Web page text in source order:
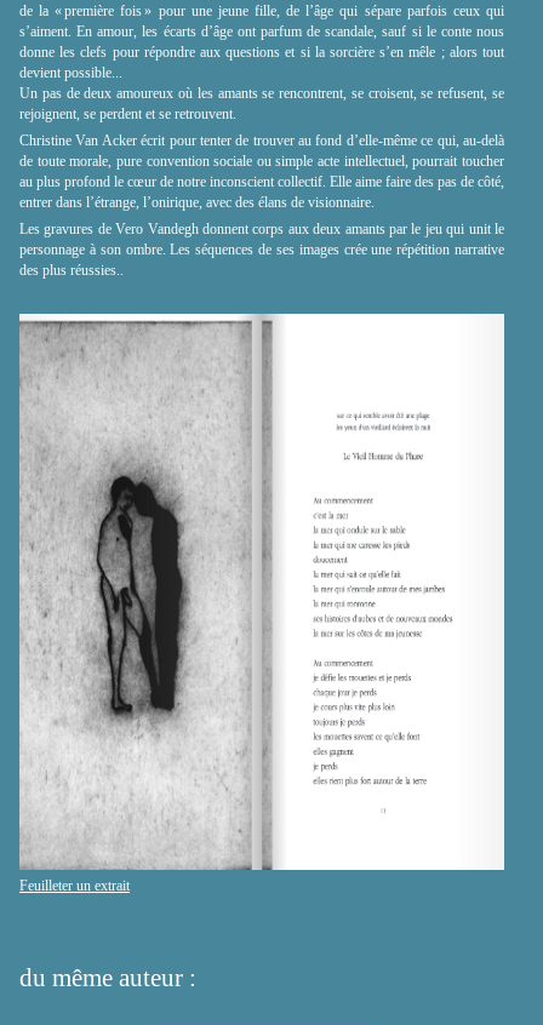
de la « première fois » pour une jeune fille, de l’âge qui sépare parfois ceux qui
s’aiment. En amour, les écarts d’âge ont parfum de scandale, sauf si le conte nous
donne les clefs pour répondre aux questions et si la sorcière s’en mêle ; alors tout
devient possible...
Un pas de deux amoureux où les amants se rencontrent, se croisent, se refusent, se
rejoignent, se perdent et se retrouvent.
Christine Van Acker écrit pour tenter de trouver au fond d’elle-même ce qui, au-delà
de toute morale, pure convention sociale ou simple acte intellectuel, pourrait toucher
au plus profond le cœur de notre inconscient collectif. Elle aime faire des pas de côté,
entrer dans l’étrange, l’onirique, avec des élans de visionnaire.
Les gravures de Vero Vandegh donnent corps aux deux amants par le jeu qui unit le
personnage à son ombre. Les séquences de ses images crée une répétition narrative
des plus réussies..
Feuilleter un extrait
du même auteur :